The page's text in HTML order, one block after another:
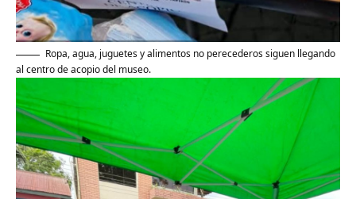
Ropa, agua, juguetes y alimentos no perecederos siguen llegando
al centro de acopio del museo.